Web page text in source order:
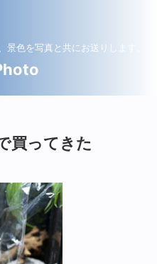
色を写真と共にお送りします。
買ってきた